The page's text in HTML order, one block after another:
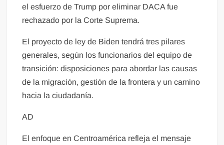
el esfuerzo de Trump por eliminar DACA fue
rechazado por la Corte Suprema.
El proyecto de ley de Biden tendrá tres pilares
generales, según los funcionarios del equipo de
transición: disposiciones para abordar las causas
de la migración, gestión de la frontera y un camino
hacia la ciudadanía.
AD
El enfoque en Centroamérica refleja el mensaje